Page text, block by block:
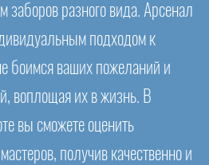
заборов разного вида. Арсенал
подходом к
боимся ваших пожеланий и
воплощая их в жизнь. В
вы сможете оценить
получив качественно и